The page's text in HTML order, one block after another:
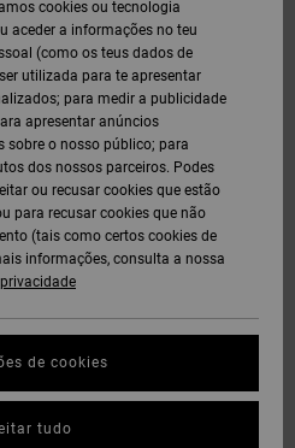
cookies ou tecnologia
aceder a informações no teu
(como os teus dados de
utilizada para te apresentar
para medir a publicidade
apresentar anúncios
sobre o nosso público; para
dos nossos parceiros. Podes
ou recusar cookies que estão
para recusar cookies que não
(tais como certos cookies de
informações, consulta a nossa
de cookies
tudo